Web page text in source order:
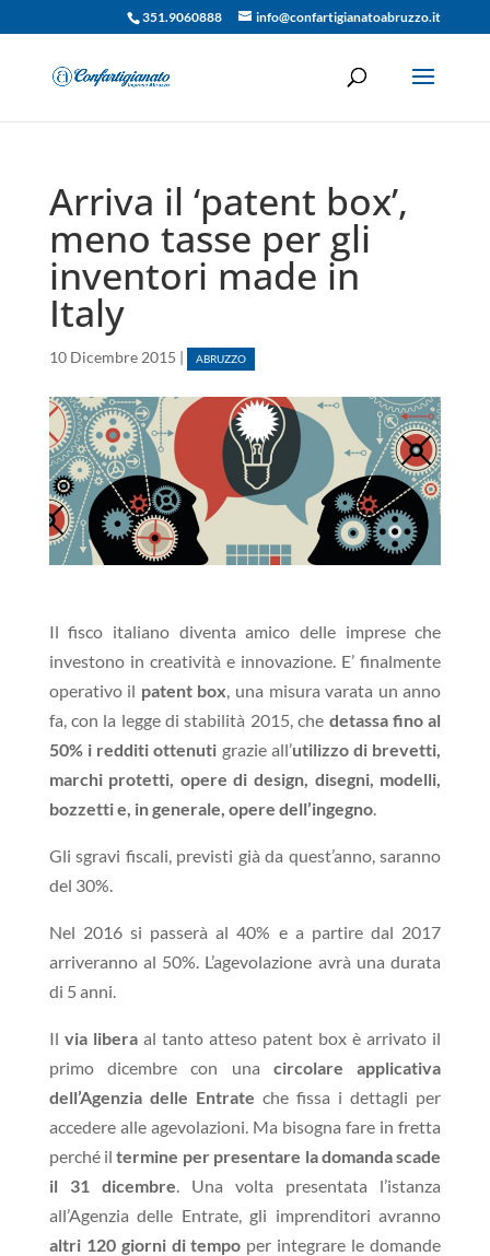
351.9060888 info@confartigianatoabruzzo.it
Arriva il ‘patent box’,
meno tasse per gli
inventori made in
Italy
10 Dicembre 2015 | ABRUZZO
Il fisco italiano diventa amico delle imprese che
investono in creatività e innovazione. E’ finalmente
operativo il patent box, una misura varata un anno
fa, con la legge di stabilità 2015, che detassa fino al
50% i redditi ottenuti grazie all’utilizzo di brevetti,
marchi protetti, opere di design, disegni, modelli,
bozzetti e, in generale, opere dell’ingegno.
Gli sgravi fiscali, previsti già da quest’anno, saranno
del 30%.
Nel 2016 si passerà al 40% e a partire dal 2017
arriveranno al 50%. L’agevolazione avrà una durata
di 5 anni.
Il via liberaal tanto atteso patent box è arrivato il
primo dicembre con una circolare applicativa
dell’Agenzia delle Entrate che fissa i dettagli per
accedere alle agevolazioni. Ma bisogna fare in fretta
perché iltermine per presentare la domanda scade
il 31 dicembre. Una volta presentata l’istanza
all’Agenzia delle Entrate, gli imprenditori avranno
altri 120 giorni di tempo per integrare le domande